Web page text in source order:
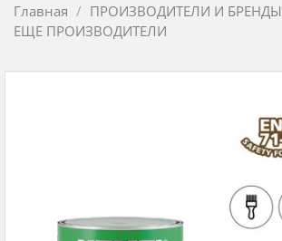
Главная
ПРОИЗВОДИТЕЛИ И БРЕНДЫ
ЕЩЕ ПРОИЗВОДИТЕЛИ